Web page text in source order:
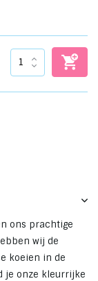
ons prachtige
wij de
koeien in de
je onze kleurrijke